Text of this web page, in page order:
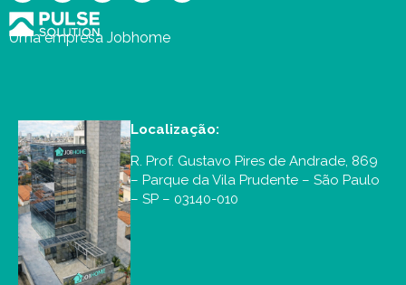
Uma empresa Jobhome
Localização:
R. Prof. Gustavo Pires de Andrade, 869
– Parque da Vila Prudente – São Paulo
– SP – 03140-010